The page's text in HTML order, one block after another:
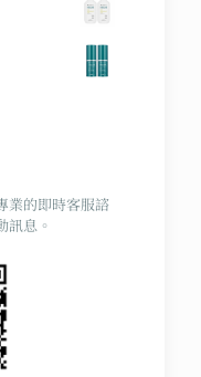
業的即時客服諮
訊息。